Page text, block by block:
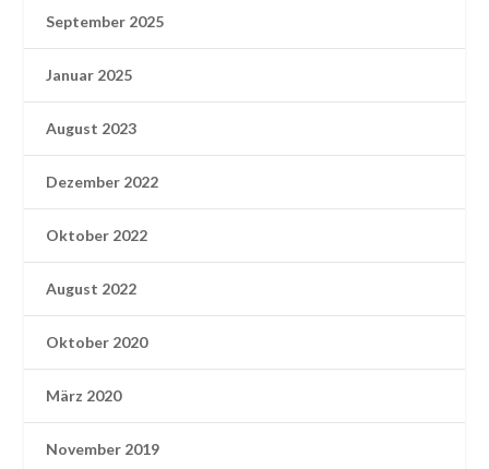
September 2025
Januar 2025
August 2023
Dezember 2022
Oktober 2022
August 2022
Oktober 2020
März 2020
November 2019